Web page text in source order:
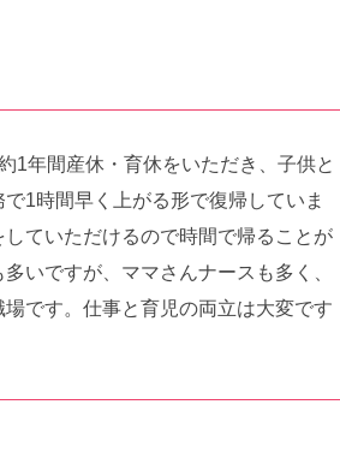
1年間産休・育休をいただき、子供と
1時間早く上がる形で復帰していま
ていただけるので時間で帰ることが
いですが、ママさんナースも多く、
です。仕事と育児の両立は大変です